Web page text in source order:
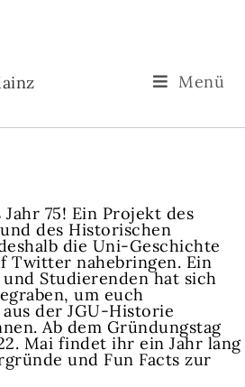
Menü
75! Ein Projekt des
des Historischen
die Uni-Geschichte
Twitter nahebringen. Ein
und Studierenden hat sich
um euch
der JGU-Historie
Ab dem Gründungstag
Mai findet ihr ein Jahr lang
und Fun Facts zur